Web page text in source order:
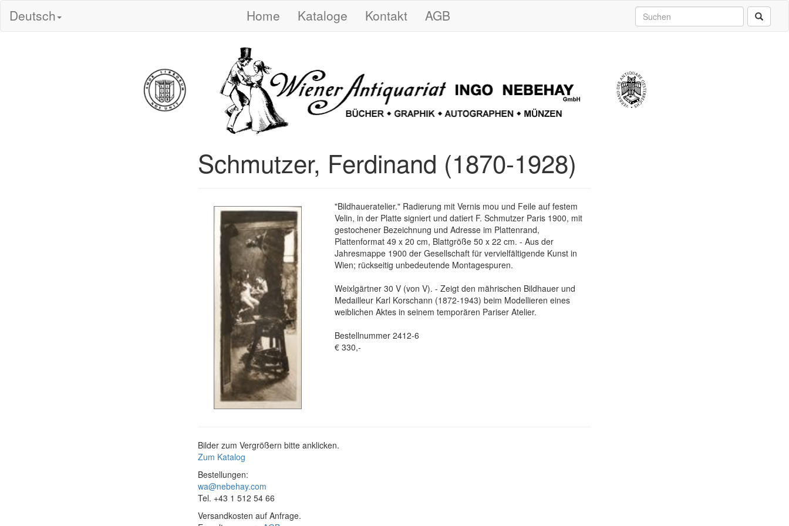
Deutsch Home Kataloge Kontakt AGB
Schmutzer, Ferdinand (1870-1928)
"Bildhaueratelier." Radierung mit Vernis mou und Feile auf festem
Velin, in der Platte signiert und datiert F. Schmutzer Paris 1900, mit
gestochener Bezeichnung und Adresse im Plattenrand,
Plattenformat 49 x 20 cm, Blattgröße 50 x 22 cm. - Aus der
Jahresmappe 1900 der Gesellschaft für vervielfältigende Kunst in
Wien; rückseitig unbedeutende Montagespuren.
Weixlgärtner 30 V (von V). - Zeigt den mährischen Bildhauer und
Medailleur Karl Korschann (1872-1943) beim Modellieren eines
weiblichen Aktes in seinem temporären Pariser Atelier.
Bestellnummer 2412-6
€ 330,-
Bilder zum Vergrößern bitte anklicken.
Zum Katalog
Bestellungen:
wa@nebehay.com
Tel. +43 1 512 54 66
Versandkosten auf Anfrage.